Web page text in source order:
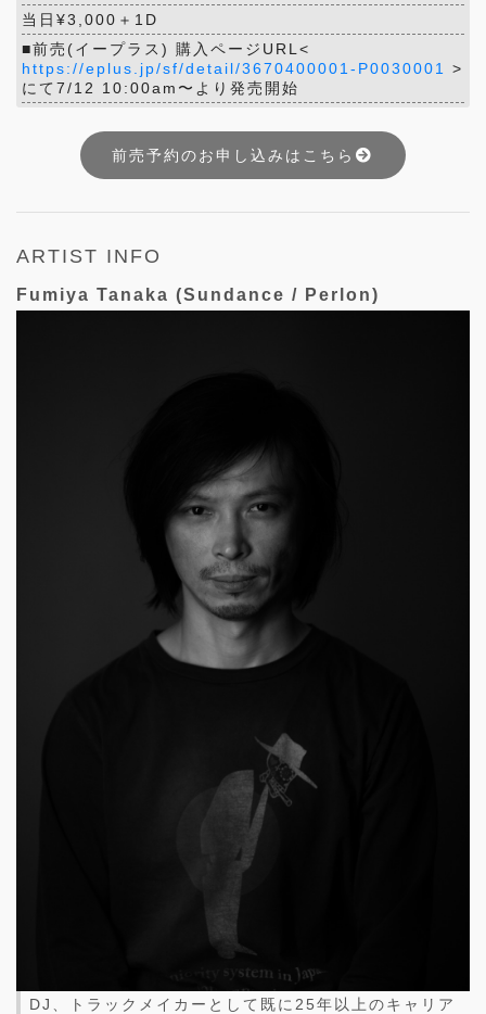
当日¥3,000＋1D
■前売(イープラス) 購入ページURL<
https://eplus.jp/sf/detail/3670400001-P0030001
>
にて7/12 10:00am〜より発売開始
前売予約のお申し込みはこちら
ARTIST INFO
Fumiya Tanaka (Sundance / Perlon)
DJ、トラックメイカーとして既に25年以上のキャリア